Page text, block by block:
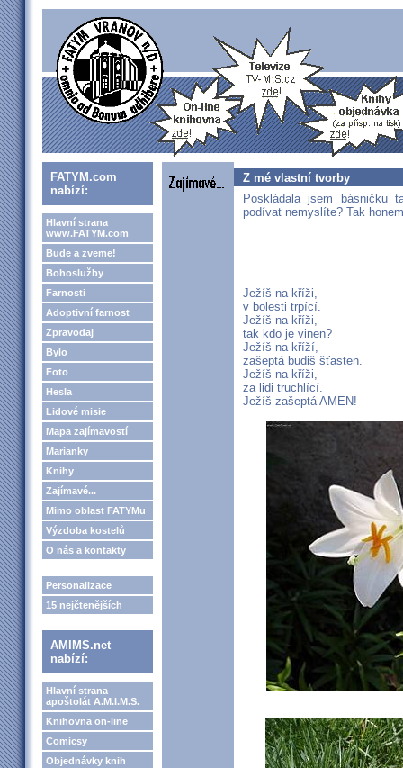
FATYM.com
nabízí:
Hlavní strana
www.FATYM.com
Bude a zveme!
Bohoslužby
Farnosti
Adoptivní farnost
Zpravodaj
Bylo
Foto
Hesla
Lidové misie
Mapa zajímavostí
Marianky
Knihy
Zajímavé...
Mimo oblast FATYMu
Výzdoba kostelů
O nás a kontakty
Personalizace
15 nejčtenějších
AMIMS.net
nabízí:
Hlavní strana
apoštolát A.M.I.M.S.
Knihovna on-line
Comicsy
Objednávky knih
Z mé vlastní tvorby
Poskládala jsem
podívat nemyslíte? Tak
Ježíš na kříži,
v bolesti trpící.
Ježíš na kříži,
tak kdo je vinen?
Ježíš na kříží,
zašeptá budiš šťasten.
Ježíš na kříži,
za lidi truchlící.
Ježíš zašeptá AMEN!